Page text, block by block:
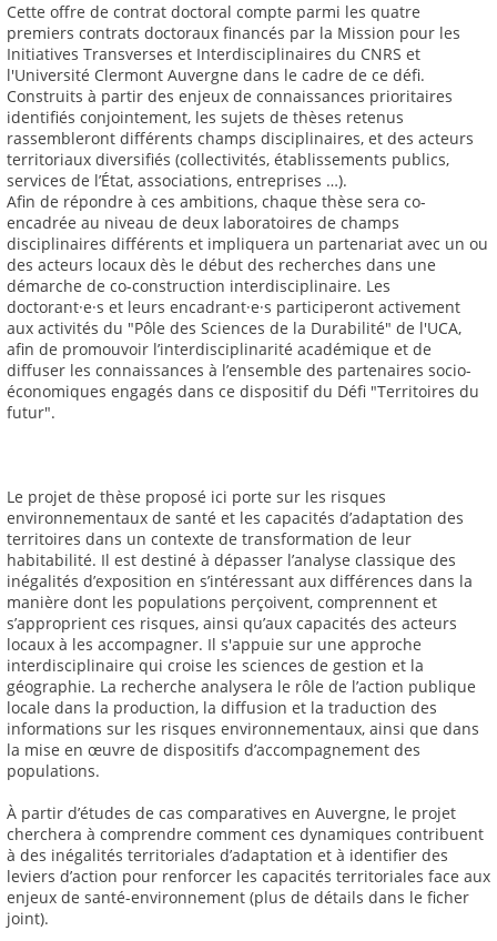
Cette offre de contrat doctoral compte parmi les quatre
premiers contrats doctoraux financés par la Mission pour les
Initiatives Transverses et Interdisciplinaires du CNRS et
l'Université Clermont Auvergne dans le cadre de ce défi.
Construits à partir des enjeux de connaissances prioritaires
identifiés conjointement, les sujets de thèses retenus
rassembleront différents champs disciplinaires, et des acteurs
territoriaux diversifiés (collectivités, établissements publics,
services de l’État, associations, entreprises …).
Afin de répondre à ces ambitions, chaque thèse sera co-
encadrée au niveau de deux laboratoires de champs
disciplinaires différents et impliquera un partenariat avec un ou
des acteurs locaux dès le début des recherches dans une
démarche de co-construction interdisciplinaire. Les
doctorant·e·s et leurs encadrant·e·s participeront activement
aux activités du "Pôle des Sciences de la Durabilité" de l'UCA,
afin de promouvoir l’interdisciplinarité académique et de
diffuser les connaissances à l’ensemble des partenaires socio-
économiques engagés dans ce dispositif du Défi "Territoires du
futur".
Le projet de thèse proposé ici porte sur les risques
environnementaux de santé et les capacités d’adaptation des
territoires dans un contexte de transformation de leur
habitabilité. Il est destiné à dépasser l’analyse classique des
inégalités d’exposition en s’intéressant aux différences dans la
manière dont les populations perçoivent, comprennent et
s’approprient ces risques, ainsi qu’aux capacités des acteurs
locaux à les accompagner. Il s'appuie sur une approche
interdisciplinaire qui croise les sciences de gestion et la
géographie. La recherche analysera le rôle de l’action publique
locale dans la production, la diffusion et la traduction des
informations sur les risques environnementaux, ainsi que dans
la mise en œuvre de dispositifs d’accompagnement des
populations.
À partir d’études de cas comparatives en Auvergne, le projet
cherchera à comprendre comment ces dynamiques contribuent
à des inégalités territoriales d’adaptation et à identifier des
leviers d’action pour renforcer les capacités territoriales face aux
enjeux de santé-environnement (plus de détails dans le ficher
joint).